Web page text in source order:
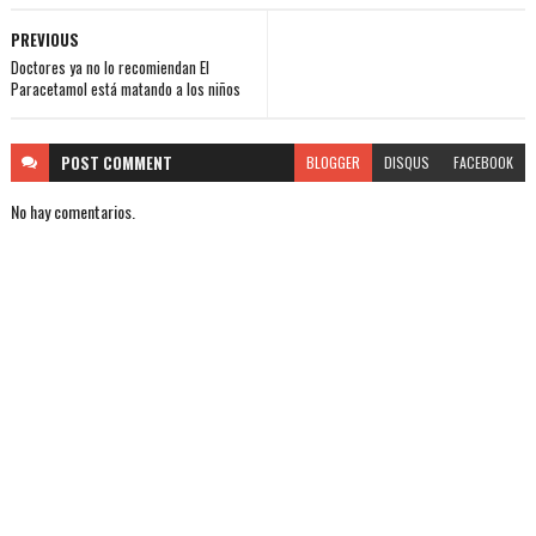
PREVIOUS
Doctores ya no lo recomiendan El
Paracetamol está matando a los niños
POST COMMENT BLOGGER DISQUS FACEBOOK
No hay comentarios.